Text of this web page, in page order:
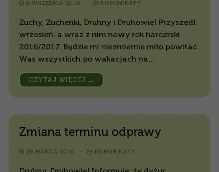
6 WRZEŚNIA 2016 - KOMUNIKATY
Zuchy, Zuchenki, Druhny i Druhowie! Przyszedł
wrzesień, a wraz z nim nowy rok harcerski
2016/2017. Będzie mi niezmiernie miło powitać
Was wszystkich po wakacjach na…
CZYTAJ WIĘCEJ →
Zmiana terminu odprawy
28 MARCA 2016 - KOMUNIKATY